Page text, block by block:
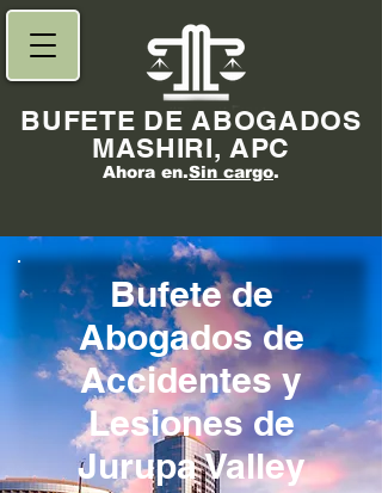
Ahora en.Sin cargo.
BUFETE DE ABOGADOS
MASHIRI, APC
Bufete de
Abogados de
Accidentes y
Lesiones de
Jurupa Valley